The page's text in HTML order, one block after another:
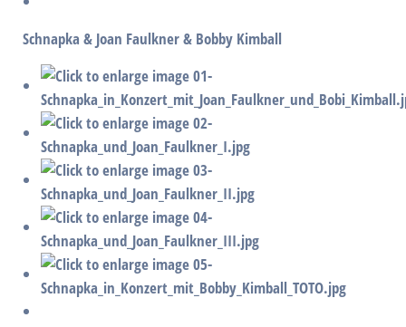
Schnapka & Joan Faulkner & Bobby Kimball